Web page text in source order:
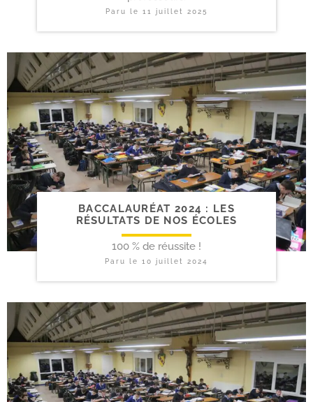
Paru le 11 juillet 2025
BACCALAURÉAT 2024 : LES
RÉSULTATS DE NOS ÉCOLES
100 % de réussite !
Paru le 10 juillet 2024